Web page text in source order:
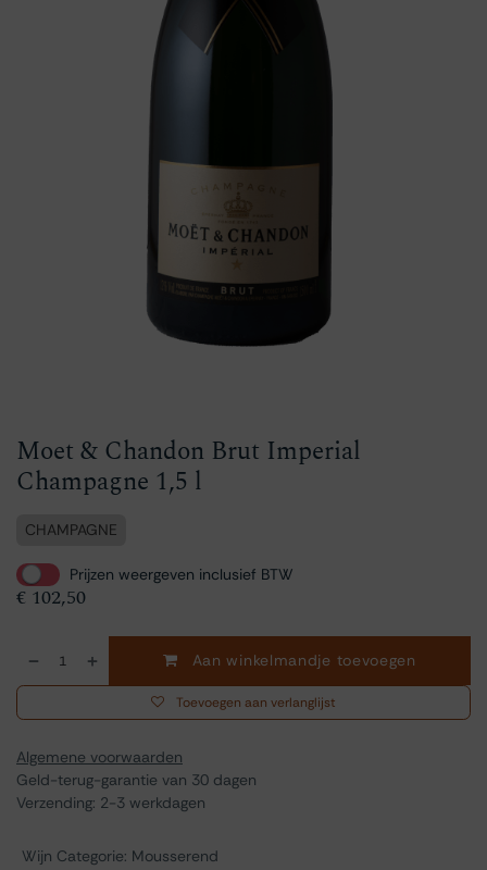
Moet & Chandon Brut Imperial
Champagne 1,5 l
CHAMPAGNE
Prijzen weergeven inclusief BTW
€ 102,50
Aan winkelmandje toevoegen
Toevoegen aan verlanglijst
Algemene voorwaarden
Geld-terug-garantie van 30 dagen
Verzending: 2-3 werkdagen
Wijn Categorie: Mousserend